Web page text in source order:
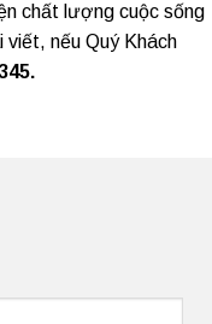
chất lượng cuộc sống
nếu Quý Khách